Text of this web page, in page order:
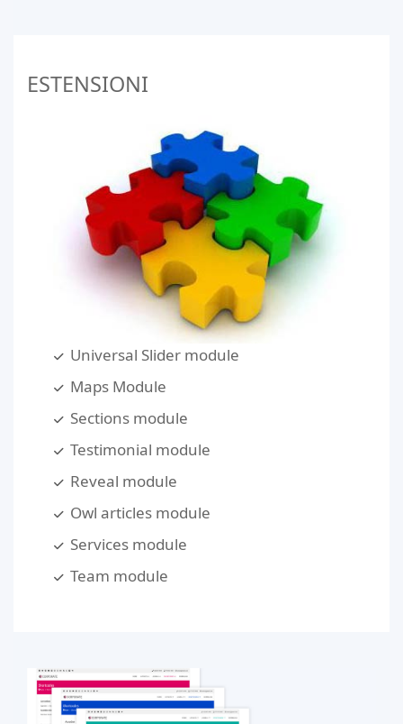
ESTENSIONI
Universal Slider module
Maps Module
Sections module
Testimonial module
Reveal module
Owl articles module
Services module
Team module